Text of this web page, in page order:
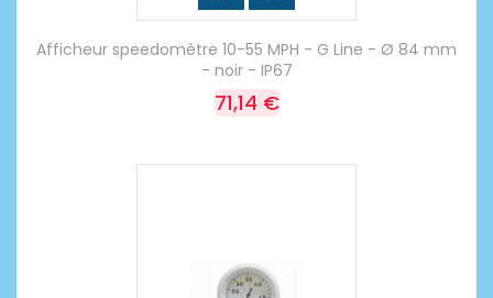
Afficheur speedomètre 10-55 MPH - G Line - Ø 84 mm
- noir - IP67
71,14 €